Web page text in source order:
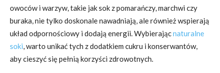
owoców i warzyw, takie jak sok z pomarańczy, marchwi czy
buraka, nie tylko doskonale nawadniają, ale również wspierają
układ odpornościowy i dodają energii. Wybierającnaturalne
soki, warto unikać tych z dodatkiem cukru i konserwantów,
aby cieszyć się pełnią korzyści zdrowotnych.